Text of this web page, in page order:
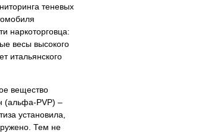
теневых
наркоторговца:
весы высокого
итальянского
вещество
(альфа-PVP) –
установила,
Тем не